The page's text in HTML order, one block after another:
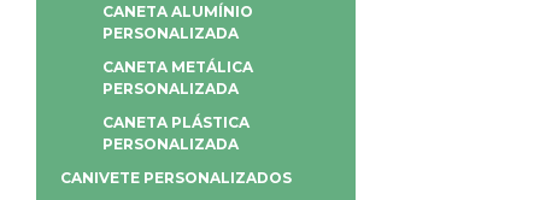
CANETA ALUMÍNIO
PERSONALIZADA
CANETA METÁLICA
PERSONALIZADA
CANETA PLÁSTICA
PERSONALIZADA
CANIVETE PERSONALIZADOS